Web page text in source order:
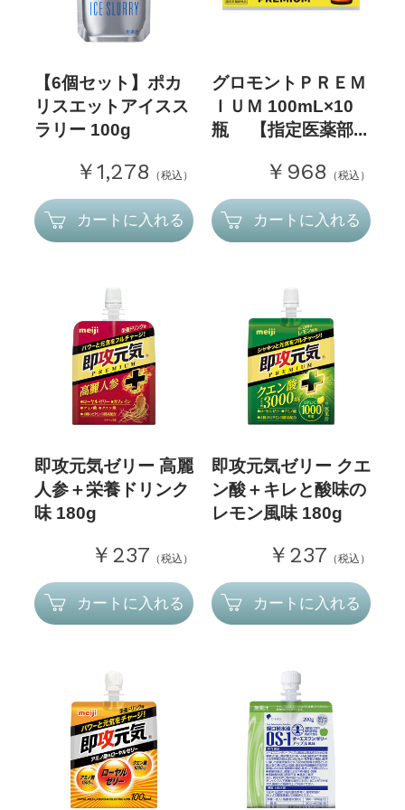
【6個セット】ポカ
リスエットアイスス
ラリー 100g
￥1,278 （税込）
カートに入れる
グロモントＰＲＥＭ
ＩＵＭ 100mL×10
瓶 【指定医薬部...
￥968 （税込）
カートに入れる
即攻元気ゼリー 高麗
人参＋栄養ドリンク
味 180g
￥237 （税込）
カートに入れる
即攻元気ゼリー クエ
ン酸＋キレと酸味の
レモン風味 180g
￥237 （税込）
カートに入れる